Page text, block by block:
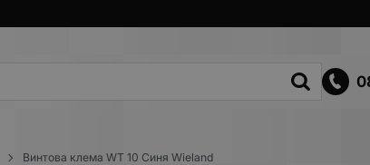
Винтова клема WT 10 Синя Wieland